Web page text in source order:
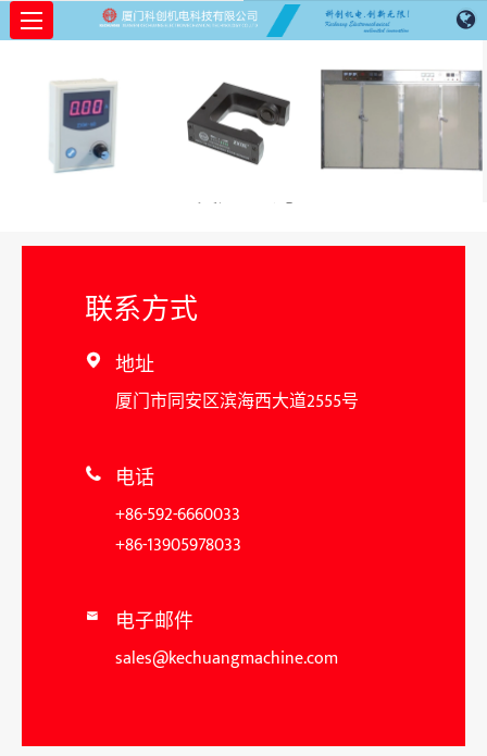
发送查询
联系方式
 地址
厦门市同安区滨海西大道2555号
 电话
+86-592-6660033
+86-13905978033
 电子邮件
sales@kechuangmachine.com